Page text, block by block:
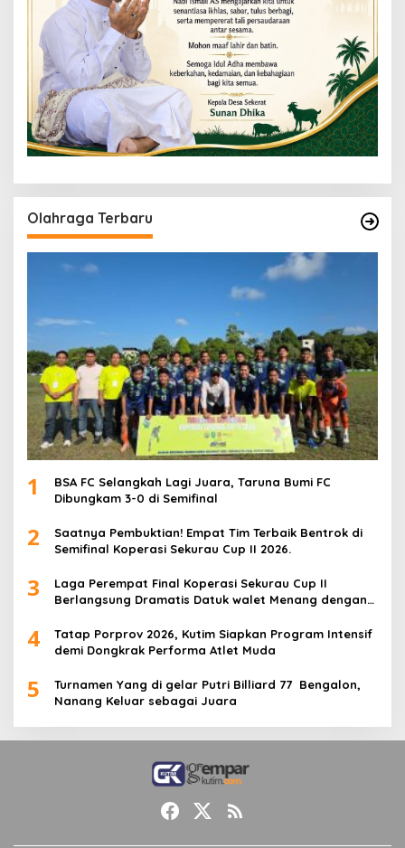
Olahraga Terbaru
1
BSA FC Selangkah Lagi Juara, Taruna Bumi FC
Dibungkam 3-0 di Semifinal
2
Saatnya Pembuktian! Empat Tim Terbaik Bentrok di
Semifinal Koperasi Sekurau Cup II 2026.
3
Laga Perempat Final Koperasi Sekurau Cup II
Berlangsung Dramatis Datuk walet Menang dengan
4
Tatap Porprov 2026, Kutim Siapkan Program Intensif
demi Dongkrak Performa Atlet Muda
5
Turnamen Yang di gelar Putri Billiard 77 Bengalon,
Nanang Keluar sebagai Juara